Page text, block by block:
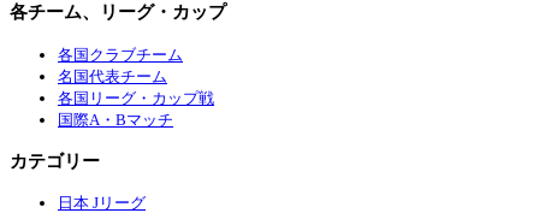
各チーム、リーグ・カップ
各国クラブチーム
名国代表チーム
各国リーグ・カップ戦
国際A・Bマッチ
カテゴリー
日本 Jリーグ